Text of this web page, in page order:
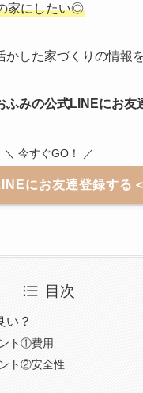
家にしたい◎
した家づくりの情報
ふみの公式LINEにお友
＼ 今すぐGO！ ／
にお友達登録する
目次
い？
ト①費用
ト②安全性